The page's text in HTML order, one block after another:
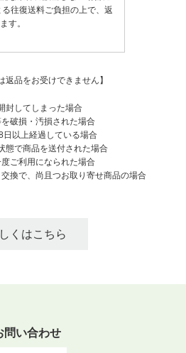
る往復送料ご負担の上で、返
す。
返品をお受けできません】
封してしまった場合
破損・汚損された場合
日以上経過している場合
態で商品を送付された場合
ご利用になられた場合
換で、尚且つお取り寄せ商品の場合
くはこちら
問い合わせ